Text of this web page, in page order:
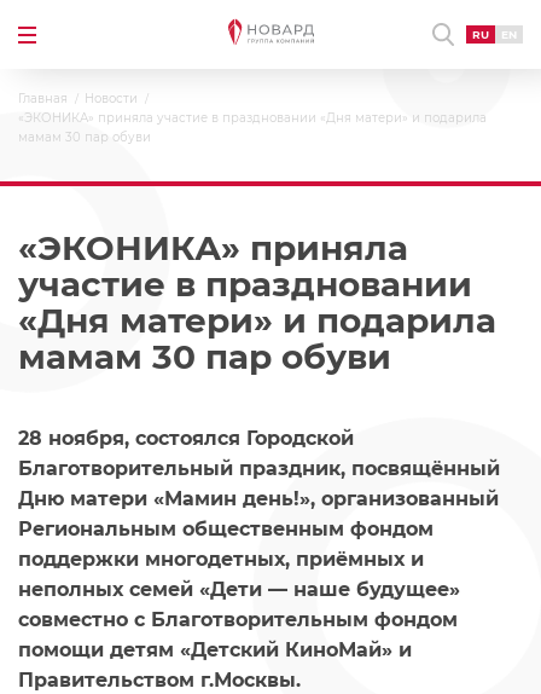
RU EN
Главная
Новости
«ЭКОНИКА» приняла участие в праздновании «Дня матери» и подарила
мамам 30 пар обуви
«ЭКОНИКА» приняла
участие в праздновании
«Дня матери» и подарила
мамам 30 пар обуви
28 ноября, состоялся Городской
Благотворительный праздник, посвящённый
Дню матери «Мамин день!», организованный
Региональным общественным фондом
поддержки многодетных, приёмных и
неполных семей «Дети — наше будущее»
совместно с Благотворительным фондом
помощи детям «Детский КиноМай» и
Правительством г.Москвы.